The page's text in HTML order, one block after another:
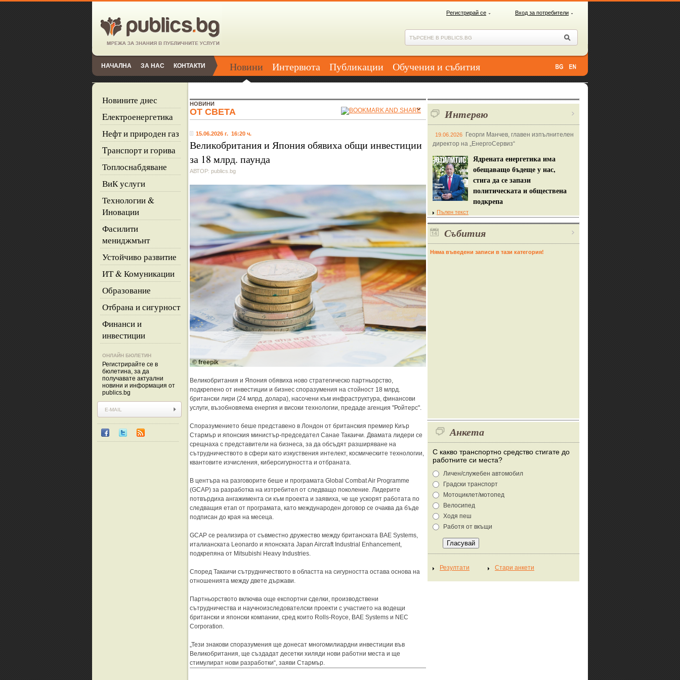
Регистрирай се Вход за потребители
НАЧАЛНА ЗА НАС КОНТАКТИ Новини Интервюта Публикации Обучения и събития
Новините днес
Eлектроенергетика
Нефт и природен газ
Tранспорт и горива
Топлоснабдяване
ВиК услуги
Технологии &
Иновации
Фасилити
мениджмънт
Устойчиво развитие
ИТ & Комуникации
Образование
Отбрана и сигурност
Финанси и
инвестиции
ОНЛАЙН БЮЛЕТИН
Регистрирайте се в
бюлетина, за да
получавате актуални
новини и информация от
publics.bg
НОВИНИ
ОТ СВЕТА
15.06.2026 г. 16:20 ч.
Великобритания и Япония обявиха общи инвестиции
за 18 млрд. паунда
АВТОР: publics.bg
© freepik
Великобритания и Япония обявиха ново стратегическо партньорство,
подкрепено от инвестиции и бизнес споразумения на стойност 18 млрд.
британски лири (24 млрд. долара), насочени към инфраструктура, финансови
услуги, възобновяема енергия и високи технологии, предаде агенция "Ройтерс".
Споразумението беше представено в Лондон от британския премиер Киър
Стармър и японския министър-председател Санае Такаичи. Двамата лидери се
срещнаха с представители на бизнеса, за да обсъдят разширяване на
сътрудничеството в сфери като изкуствения интелект, космическите технологии,
квантовите изчисления, киберсигурността и отбраната.
В центъра на разговорите беше и програмата Global Combat Air Programme
(GCAP) за разработка на изтребител от следващо поколение. Лидерите
потвърдиха ангажимента си към проекта и заявиха, че ще ускорят работата по
следващия етап от програмата, като международен договор се очаква да бъде
подписан до края на месеца.
GCAP се реализира от съвместно дружество между британската BAE Systems,
италианската Leonardo и японската Japan Aircraft Industrial Enhancement,
подкрепяна от Mitsubishi Heavy Industries.
Според Такаичи сътрудничеството в областта на сигурността остава основа на
отношенията между двете държави.
Партньорството включва още експортни сделки, производствени
сътрудничества и научноизследователски проекти с участието на водещи
британски и японски компании, сред които Rolls-Royce, BAE Systems и NEC
Corporation.
„Тези знакови споразумения ще донесат многомилиардни инвестиции във
Великобритания, ще създадат десетки хиляди нови работни места и ще
стимулират нови разработки“, заяви Стармър.
Интервю
19.06.2026 Георги Манчев, главен изпълнителен
директор на „ЕнергоСервиз“
Ядрената енергетика има
обещаващо бъдеще у нас,
стига да се запази
политическата и обществена
подкрепа
Пълен текст
Събития
Няма въведени записи в тази категория!
Анкета
С какво транспортно средство стигате до
работните си места?
Личен/служебен автомобил
Градски транспорт
Мотоциклет/мотопед
Велосипед
Ходя пеш
Работя от вкъщи